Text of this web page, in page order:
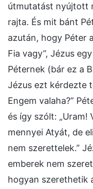
útmutatást nyújtott
rajta. És mit bánt
azután, hogy Péter
Fia vagy”, Jézus
Péternek (bár ez a
Jézus ezt kérdezte
Engem valaha?”
és így szólt: „Uram!
mennyei Atyát, de
nem szerettelek.”
emberek nem
hogyan szerethetik